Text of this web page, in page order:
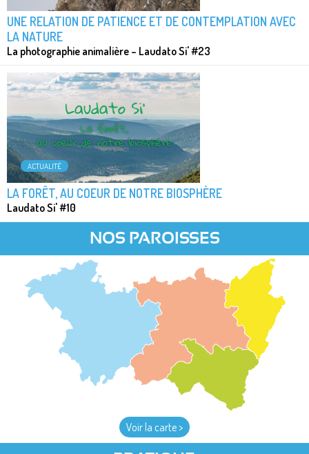
UNE RELATION DE PATIENCE ET DE CONTEMPLATION AVEC
LA NATURE
La photographie animalière – Laudato Si' #23
ACTUALITÉ
LA FORÊT, AU COEUR DE NOTRE BIOSPHÈRE
Laudato Si' #10
NOS PAROISSES
Voir la carte >